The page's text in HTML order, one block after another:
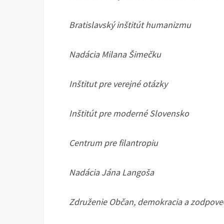
Bratislavský inštitút humanizmu
Nadácia Milana Šimečku
Inštitut pre verejné otázky
Inštitút pre moderné Slovensko
Centrum pre filantropiu
Nadácia Jána Langoša
Združenie Občan, demokracia a